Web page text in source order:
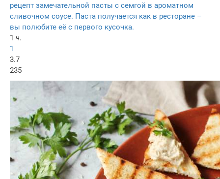
рецепт замечательной пасты с семгой в ароматном
сливочном соусе. Паста получается как в ресторане –
вы полюбите её с первого кусочка.
1 ч.
1
3.7
235